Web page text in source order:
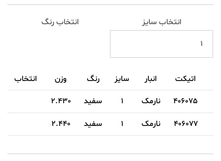
انتخاب سایز انتخاب رنگ
اتیکت انبار سایز رنگ وزن انتخاب
406075 نارمک سفيد 2.430
406077 نارمک سفيد 2.440